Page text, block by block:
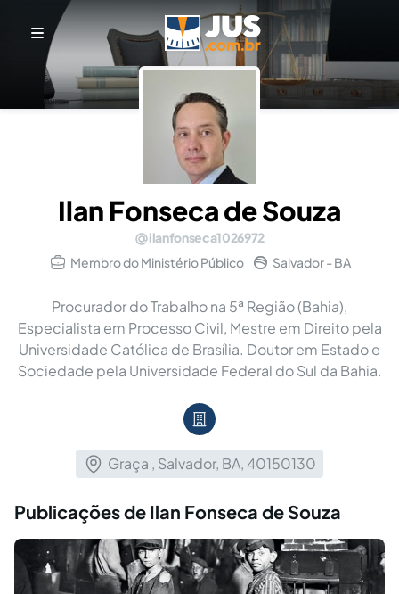
Ilan Fonseca de Souza
ilanfonseca1026972
Membro do Ministério Público
Salvador - BA
Procurador do Trabalho na 5ª Região (Bahia),
Especialista em Processo Civil, Mestre em Direito pela
Universidade Católica de Brasília. Doutor em Estado e
Sociedade pela Universidade Federal do Sul da Bahia.
Graça , Salvador, BA, 40150130
Publicações de Ilan Fonseca de Souza